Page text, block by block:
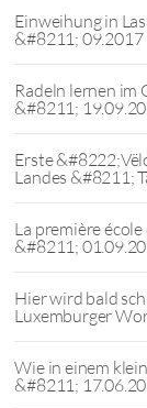
Einweihung in
&#8211; 09.2017
Radeln lernen
&#8211;
Erste
Landes &#8211;
La première
&#8211;
Hier wird bald
Luxemburger
Wie in einem
&#8211;